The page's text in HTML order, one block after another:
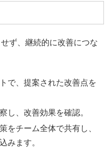
ず、継続的に改善につな
で、提案された改善点を
し、改善効果を確認。
をチーム全体で共有し、
みます。